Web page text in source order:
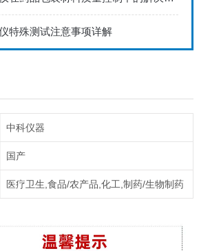
特殊测试注意事项详解
中科仪器
国产
医疗卫生,食品/农产品,化工,制药/生物制药